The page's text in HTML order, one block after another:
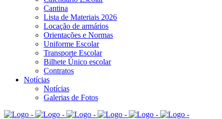
Cantina
Lista de Materiais 2026
Locação de armários
Orientações e Normas
Uniforme Escolar
Transporte Escolar
Bilhete Único escolar
Contratos
Notícias
Notícias
Galerias de Fotos